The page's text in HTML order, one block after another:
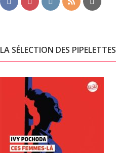
LA SÉLECTION DES PIPELETTES